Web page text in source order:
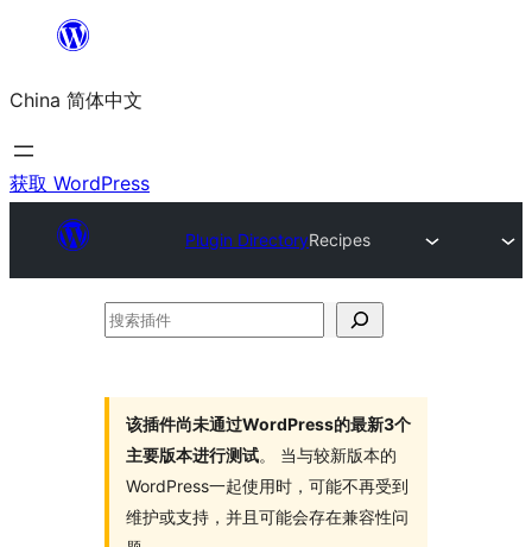
内
容
China 简体中文
获取 WordPress
Plugin DirectoryRecipes
搜
该插件尚未通过WordPress的最新3个
主要版本进行测试。 当与较新版本的
WordPress一起使用时，可能不再受到
维护或支持，并且可能会存在兼容性问